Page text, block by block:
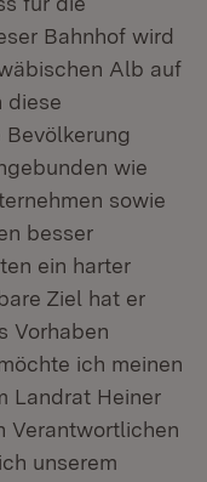
Bahnhof wird
Alb auf
diese
Bevölkerung
wie
sowie
besser
ein harter
Ziel hat er
Vorhaben
ich meinen
Landrat Heiner
Verantwortlichen
unserem